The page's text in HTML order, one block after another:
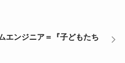
エンジニア＝『子どもたち